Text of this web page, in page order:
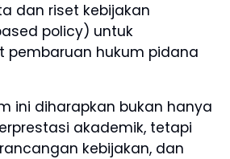
dan riset kebijakan
policy) untuk
pembaruan hukum pidana
ini diharapkan bukan hanya
akademik, tetapi
kebijakan, dan